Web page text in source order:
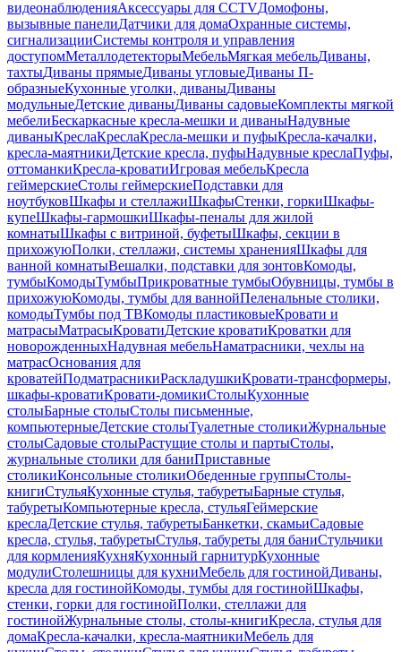
видеонаблюденияАксессуары для CCTVДомофоны,
вызывные панелиДатчики для домаОхранные системы,
сигнализацииСистемы контроля и управления
доступомМеталлодетекторыМебельМягкая мебельДиваны,
тахтыДиваны прямыеДиваны угловыеДиваны П-
образныеКухонные уголки, диваныДиваны
модульныеДетские диваныДиваны садовыеКомплекты мягкой
мебелиБескаркасные кресла-мешки и диваныНадувные
диваныКреслаКреслаКресла-мешки и пуфыКресла-качалки,
кресла-маятникиДетские кресла, пуфыНадувные креслаПуфы,
оттоманкиКресла-кроватиИгровая мебельКресла
геймерскиеСтолы геймерскиеПодставки для
ноутбуковШкафы и стеллажиШкафыСтенки, горкиШкафы-
купеШкафы-гармошкиШкафы-пеналы для жилой
комнатыШкафы с витриной, буфетыШкафы, секции в
прихожуюПолки, стеллажи, системы храненияШкафы для
ванной комнатыВешалки, подставки для зонтовКомоды,
тумбыКомодыТумбыПрикроватные тумбыОбувницы, тумбы в
прихожуюКомоды, тумбы для ваннойПеленальные столики,
комодыТумбы под ТВКомоды пластиковыеКровати и
матрасыМатрасыКроватиДетские кроватиКроватки для
новорожденныхНадувная мебельНаматрасники, чехлы на
матрасОснования для
кроватейПодматрасникиРаскладушкиКровати-трансформеры,
шкафы-кроватиКровати-домикиСтолыКухонные
столыБарные столыСтолы письменные,
компьютерныеДетские столыТуалетные столикиЖурнальные
столыСадовые столыРастущие столы и партыСтолы,
журнальные столики для баниПриставные
столикиКонсольные столикиОбеденные группыСтолы-
книгиСтульяКухонные стулья, табуретыБарные стулья,
табуретыКомпьютерные кресла, стульяГеймерские
креслаДетские стулья, табуретыБанкетки, скамьиСадовые
кресла, стулья, табуретыСтулья, табуреты для баниСтульчики
для кормленияКухняКухонный гарнитурКухонные
модулиСтолешницы для кухниМебель для гостинойДиваны,
кресла для гостинойКомоды, тумбы для гостинойШкафы,
стенки, горки для гостинойПолки, стеллажи для
гостинойЖурнальные столы, столы-книгиКресла, стулья для
домаКресла-качалки, кресла-маятникиМебель для